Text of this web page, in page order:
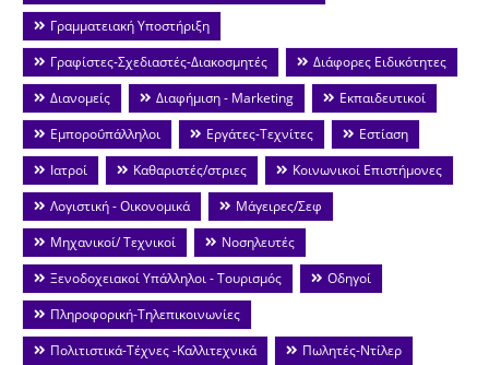
Γραμματειακή Υποστήριξη
Γραφίστες-Σχεδιαστές-Διακοσμητές
Διάφορες Ειδικότητες
Διανομείς
Διαφήμιση - Marketing
Εκπαιδευτικοί
Εμποροΰπάλληλοι
Εργάτες-Τεχνίτες
Εστίαση
Ιατροί
Καθαριστές/στριες
Κοινωνικοί Επιστήμονες
Λογιστική - Οικονομικά
Μάγειρες/Σεφ
Μηχανικοί/ Τεχνικοί
Νοσηλευτές
Ξενοδοχειακοί Υπάλληλοι - Τουρισμός
Οδηγοί
Πληροφορική-Τηλεπικοινωνίες
Πολιτιστικά-Τέχνες -Καλλιτεχνικά
Πωλητές-Ντίλερ